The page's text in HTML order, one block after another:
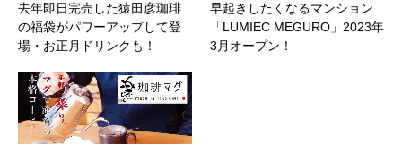
去年即日完売した猿田彦珈琲
の福袋がパワーアップして登
場・お正月ドリンクも！
早起きしたくなるマンション
「LUMIEC MEGURO」2023年
3月オープン！